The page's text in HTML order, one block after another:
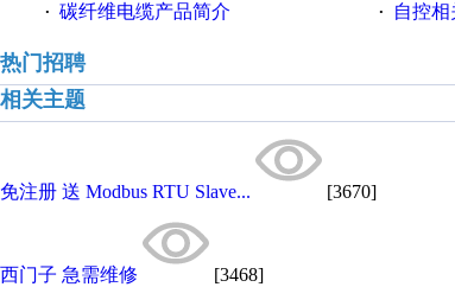
· 碳纤维电缆产品简介 · 自控
热门招聘
相关主题
免注册 送 Modbus RTU Slave... [3670]
西门子 急需维修 [3468]